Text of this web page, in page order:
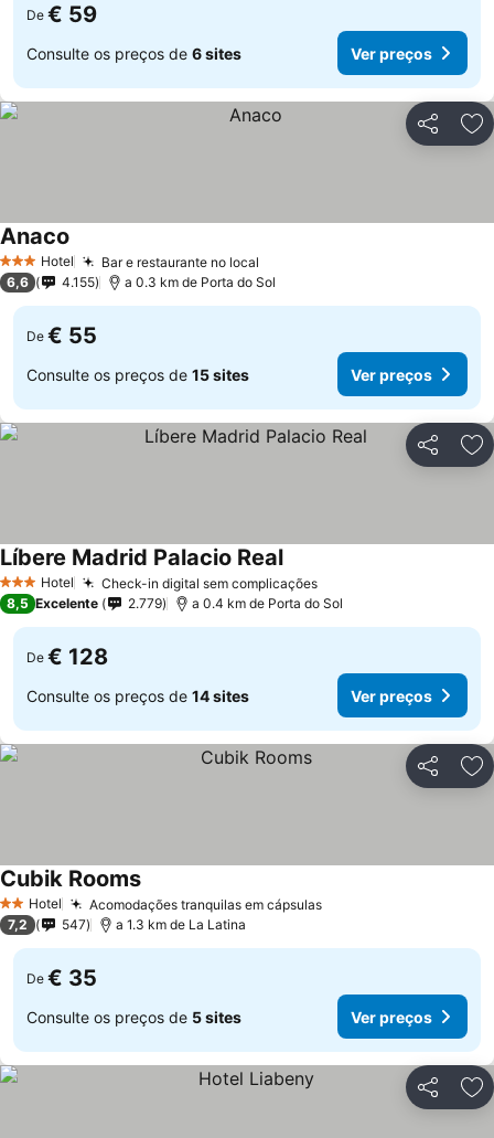
De € 59
Consulte os preços de 6 sites Ver preços
Partilhar
3 EstrelasHotel Bar e restaurante no local
Anaco
6,6 4.155 a 0.3 km de Porta do Sol
De € 55
Consulte os preços de 15 sites Ver preços
Partilhar
3 EstrelasHotel Check-in digital sem complicações
Líbere Madrid Palacio Real
8,5 Excelente 2.779 a 0.4 km de Porta do Sol
De € 128
Consulte os preços de 14 sites Ver preços
Partilhar
2 Estrelas
Hotel Acomodações tranquilas em cápsulas
Cubik Rooms
7,2 547 a 1.3 km de La Latina
De € 35
Consulte os preços de 5 sites Ver preços
Partilhar